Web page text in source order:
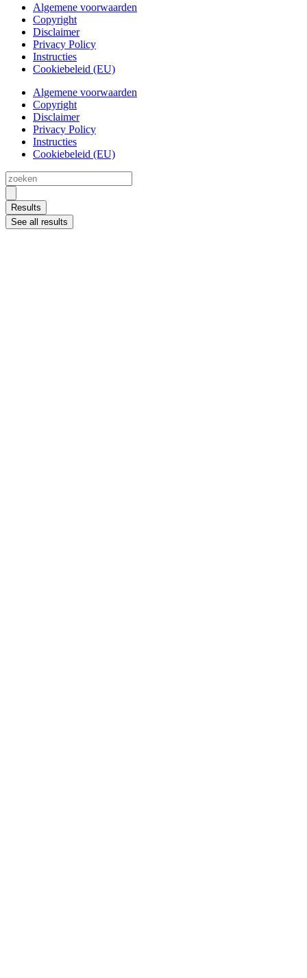
Algemene voorwaarden
Copyright
Disclaimer
Privacy Policy
Instructies
Cookiebeleid (EU)
Algemene voorwaarden
Copyright
Disclaimer
Privacy Policy
Instructies
Cookiebeleid (EU)
Zoeken
...
Results
See all results